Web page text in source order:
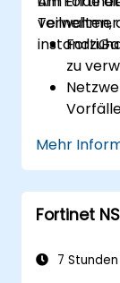
zu
verwalten,
Teilnehmer
zu
Mehr
Fortinet
7 Stunden